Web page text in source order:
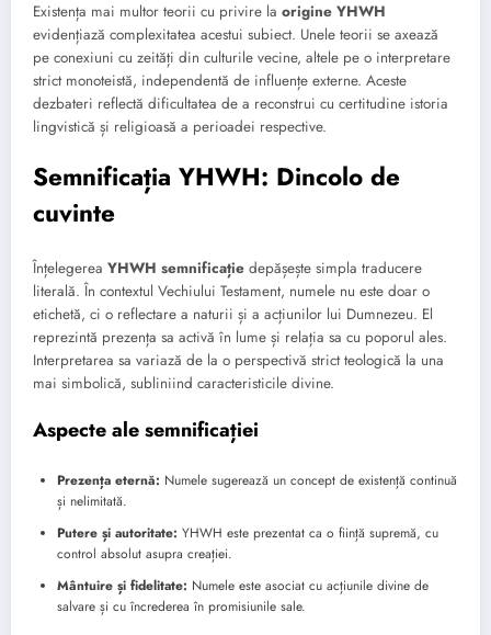
Existența mai multor teorii cu privire la origine YHWH
evidențiază complexitatea acestui subiect. Unele teorii se axează
pe conexiuni cu zeități din culturile vecine, altele pe o interpretare
strict monoteistă, independentă de influențe externe. Aceste
dezbateri reflectă dificultatea de a reconstrui cu certitudine istoria
lingvistică și religioasă a perioadei respective.
Semnificația YHWH: Dincolo de
cuvinte
Înțelegerea YHWH semnificație depășește simpla traducere
literală. În contextul Vechiului Testament, numele nu este doar o
etichetă, ci o reflectare a naturii și a acțiunilor lui Dumnezeu. El
reprezintă prezența sa activă în lume și relația sa cu poporul ales.
Interpretarea sa variază de la o perspectivă strict teologică la una
mai simbolică, subliniind caracteristicile divine.
Aspecte ale semnificației
Prezența eternă: Numele sugerează un concept de existență continuă
și nelimitată.
Putere și autoritate: YHWH este prezentat ca o ființă supremă, cu
control absolut asupra creației.
Mântuire și fidelitate: Numele este asociat cu acțiunile divine de
salvare și cu încrederea în promisiunile sale.